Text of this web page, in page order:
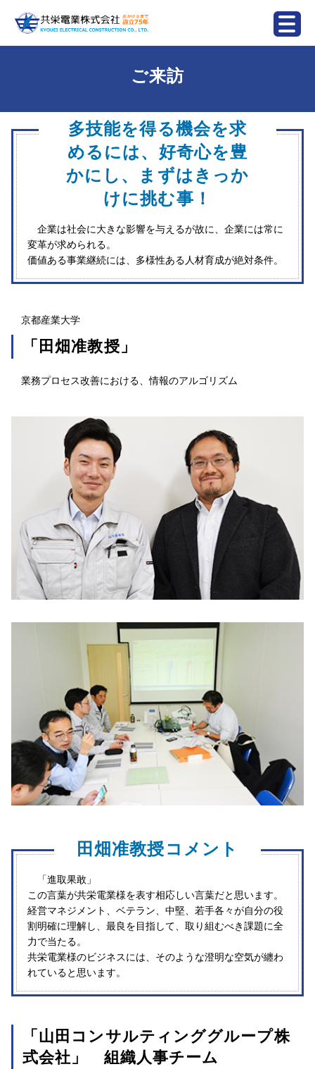
ご来訪
多技能を得る機会を求
めるには、 好奇心を豊
かにし、まずはきっか
けに挑む事！
企業は社会に大きな影響を与えるが故に、企業には常に
変革が求められる。
価値ある事業継続には、多様性ある人材育成が絶対条件。
京都産業大学
「田畑准教授」
業務プロセス改善における、情報のアルゴリズム
田畑准教授コメント
「進取果敢」
この言葉が共栄電業様を表す相応しい言葉だと思います。
経営マネジメント、ベテラン、中堅、若手各々が自分の役
割明確に理解し、最良を目指して、取り組むべき課題に全
力で当たる。
共栄電業様のビジネスには、そのような澄明な空気が纏わ
れていると思います。
「山田コンサルティンググループ株
式会社」 組織人事チーム